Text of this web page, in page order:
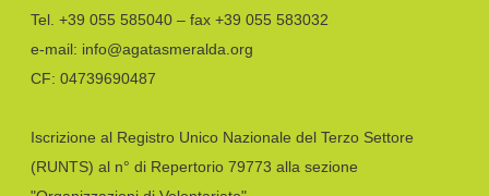
Tel. +39 055 585040 – fax +39 055 583032
e-mail: info@agatasmeralda.org
CF: 04739690487
Iscrizione al Registro Unico Nazionale del Terzo Settore
(RUNTS) al n° di Repertorio 79773 alla sezione